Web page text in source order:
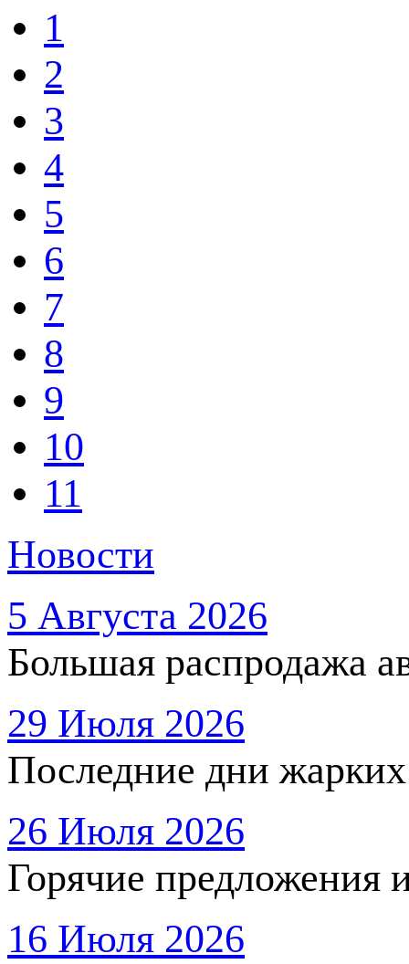
1
2
3
4
5
6
7
8
9
10
11
Новости
5 Августа 2026
Большая распродажа
29 Июля 2026
Последние дни
26 Июля 2026
Горячие предложения
16 Июля 2026